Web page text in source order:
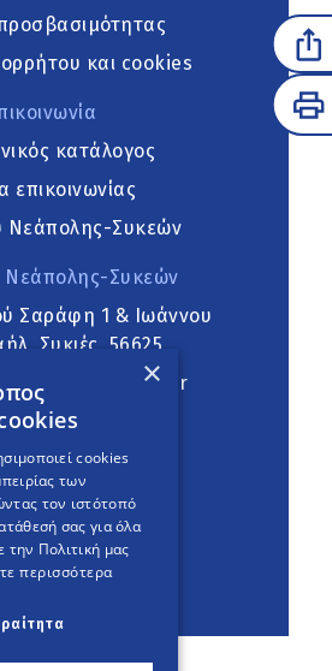
και cookies
κατάλογος
επικοινωνίας
Νεάπολης-Συκεών
Νεάπολης-Συκεών
Σαράφη 1 & Ιωάννου
Συκιές, 56625
Version
project
×
cookies
των
τον ιστότοπό
σας για όλα
Πολιτική μας
περισσότερα